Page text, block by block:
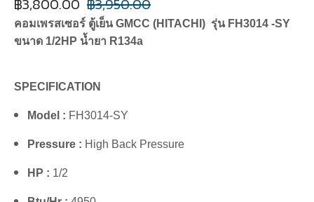
คอมเพรสเซอร์ ตู้เย็น GMCC (HITACHI) รุ่น FH3014 -SY
ขนาด 1/2HP น้ำยา R134a
SPECIFICATION
Model : FH3014-SY
Pressure : High Back Pressure
HP : 1/2